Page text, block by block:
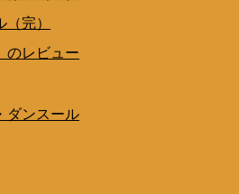
完）
のレビュー
ダンスール